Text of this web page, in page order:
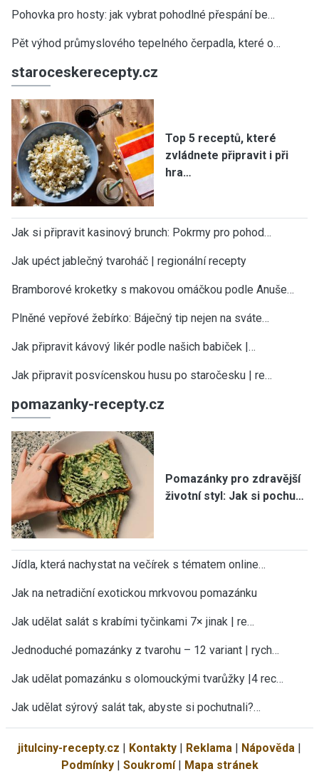
Pohovka pro hosty: jak vybrat pohodlné přespání be…
Pět výhod průmyslového tepelného čerpadla, které o…
staroceskerecepty.cz
Top 5 receptů, které
zvládnete připravit i při
hra…
Jak si připravit kasinový brunch: Pokrmy pro pohod…
Jak upéct jablečný tvaroháč | regionální recepty
Bramborové kroketky s makovou omáčkou podle Anuše…
Plněné vepřové žebírko: Báječný tip nejen na sváte…
Jak připravit kávový likér podle našich babiček |…
Jak připravit posvícenskou husu po staročesku | re…
pomazanky-recepty.cz
Pomazánky pro zdravější
životní styl: Jak si pochu…
Jídla, která nachystat na večírek s tématem online…
Jak na netradiční exotickou mrkvovou pomazánku
Jak udělat salát s krabími tyčinkami 7× jinak | re…
Jednoduché pomazánky z tvarohu – 12 variant | rych…
Jak udělat pomazánku s olomouckými tvarůžky |4 rec…
Jak udělat sýrový salát tak, abyste si pochutnali?…
jitulciny-recepty.cz | Kontakty | Reklama | Nápověda |
Podmínky| Soukromí| Mapa stránek